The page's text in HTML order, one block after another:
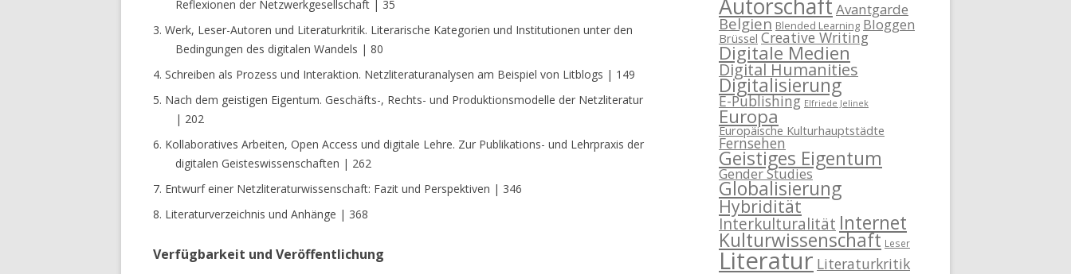
Reflexionen der Netzwerkgesellschaft | 35
3. Werk, Leser-Autoren und Literaturkritik. Literarische Kategorien und Institutionen unter den
Bedingungen des digitalen Wandels | 80
4. Schreiben als Prozess und Interaktion. Netzliteraturanalysen am Beispiel von Litblogs | 149
5. Nach dem geistigen Eigentum. Geschäfts-, Rechts- und Produktionsmodelle der Netzliteratur
| 202
6. Kollaboratives Arbeiten, Open Access und digitale Lehre. Zur Publikations- und Lehrpraxis der
digitalen Geisteswissenschaften | 262
7. Entwurf einer Netzliteraturwissenschaft: Fazit und Perspektiven | 346
8. Literaturverzeichnis und Anhänge | 368
Verfügbarkeit und Veröffentlichung
Autorschaft Avantgarde
Belgien Blended Learning Bloggen
Brüssel Creative Writing
Digitale Medien
Digital Humanities
Digitalisierung
E-Publishing Elfriede Jelinek
Europa
Europäische Kulturhauptstädte
Fernsehen
Geistiges Eigentum
Gender Studies
Globalisierung
Hybridität
Interkulturalität Internet
Kulturwissenschaft Leser
Literatur Literaturkritik